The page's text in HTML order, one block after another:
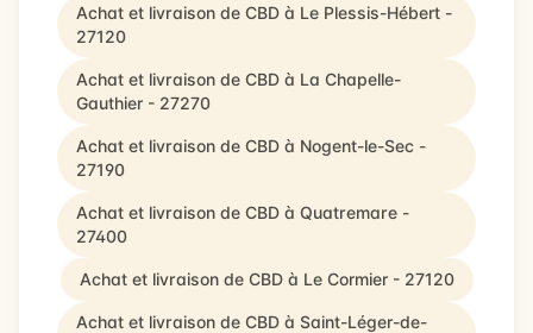
Achat et livraison de CBD à Le Plessis-Hébert -
27120
Achat et livraison de CBD à La Chapelle-
Gauthier - 27270
Achat et livraison de CBD à Nogent-le-Sec -
27190
Achat et livraison de CBD à Quatremare -
27400
Achat et livraison de CBD à Le Cormier - 27120
Achat et livraison de CBD à Saint-Léger-de-